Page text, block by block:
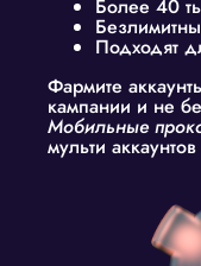
Более 40
Подходят
Фармите
кампании и не
Мобильные
мульти